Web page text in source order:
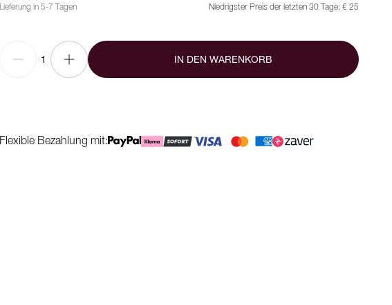
Lieferung in 5-7 Tagen Niedrigster Preis der letzten 30 Tage: € 25
1 IN DEN WARENKORB
Flexible Bezahlung mit: